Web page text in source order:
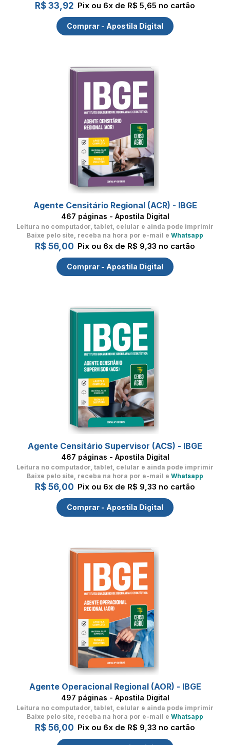
R$ 33,92 Pix ou 6x de R$ 5,65 no cartão
Comprar - Apostila Digital
Agente Censitário Regional (ACR) - IBGE
467 páginas - Apostila Digital
Leitura no computador, tablet, celular e ainda pode imprimir
Baixe pelo site, receba na hora por e-mail e Whatsapp
R$ 56,00 Pix ou 6x de R$ 9,33 no cartão
Comprar - Apostila Digital
Agente Censitário Supervisor (ACS) - IBGE
467 páginas - Apostila Digital
Leitura no computador, tablet, celular e ainda pode imprimir
Baixe pelo site, receba na hora por e-mail e Whatsapp
R$ 56,00 Pix ou 6x de R$ 9,33 no cartão
Comprar - Apostila Digital
Agente Operacional Regional (AOR) - IBGE
497 páginas - Apostila Digital
Leitura no computador, tablet, celular e ainda pode imprimir
Baixe pelo site, receba na hora por e-mail e Whatsapp
R$ 56,00 Pix ou 6x de R$ 9,33 no cartão